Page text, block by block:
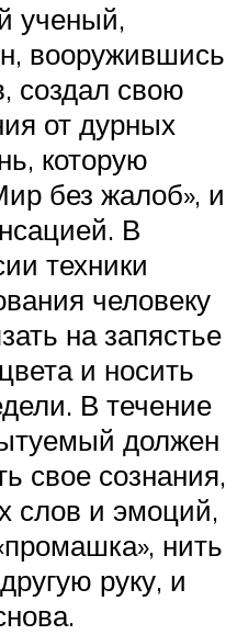
ученый,
вооружившись
создал свою
от дурных
которую
без жалоб», и
В
техники
человеку
на запястье
и носить
В течение
должен
свое сознания,
слов и эмоций,
нить
руку, и